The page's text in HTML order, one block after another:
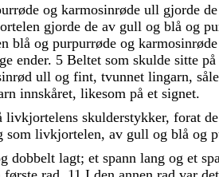
og karmosinrøde ull gjorde de
gjorde de av gull og blå og
blå og purpurrøde og karmosinrøde
ender. 5 Beltet som skulde sitte på
ull og fint, tvunnet lingarn,
innskåret, likesom på et signet.
livkjortelens skulderstykker, forat de
som livkjortelen, av gull og blå og
dobbelt lagt; et spann lang og et